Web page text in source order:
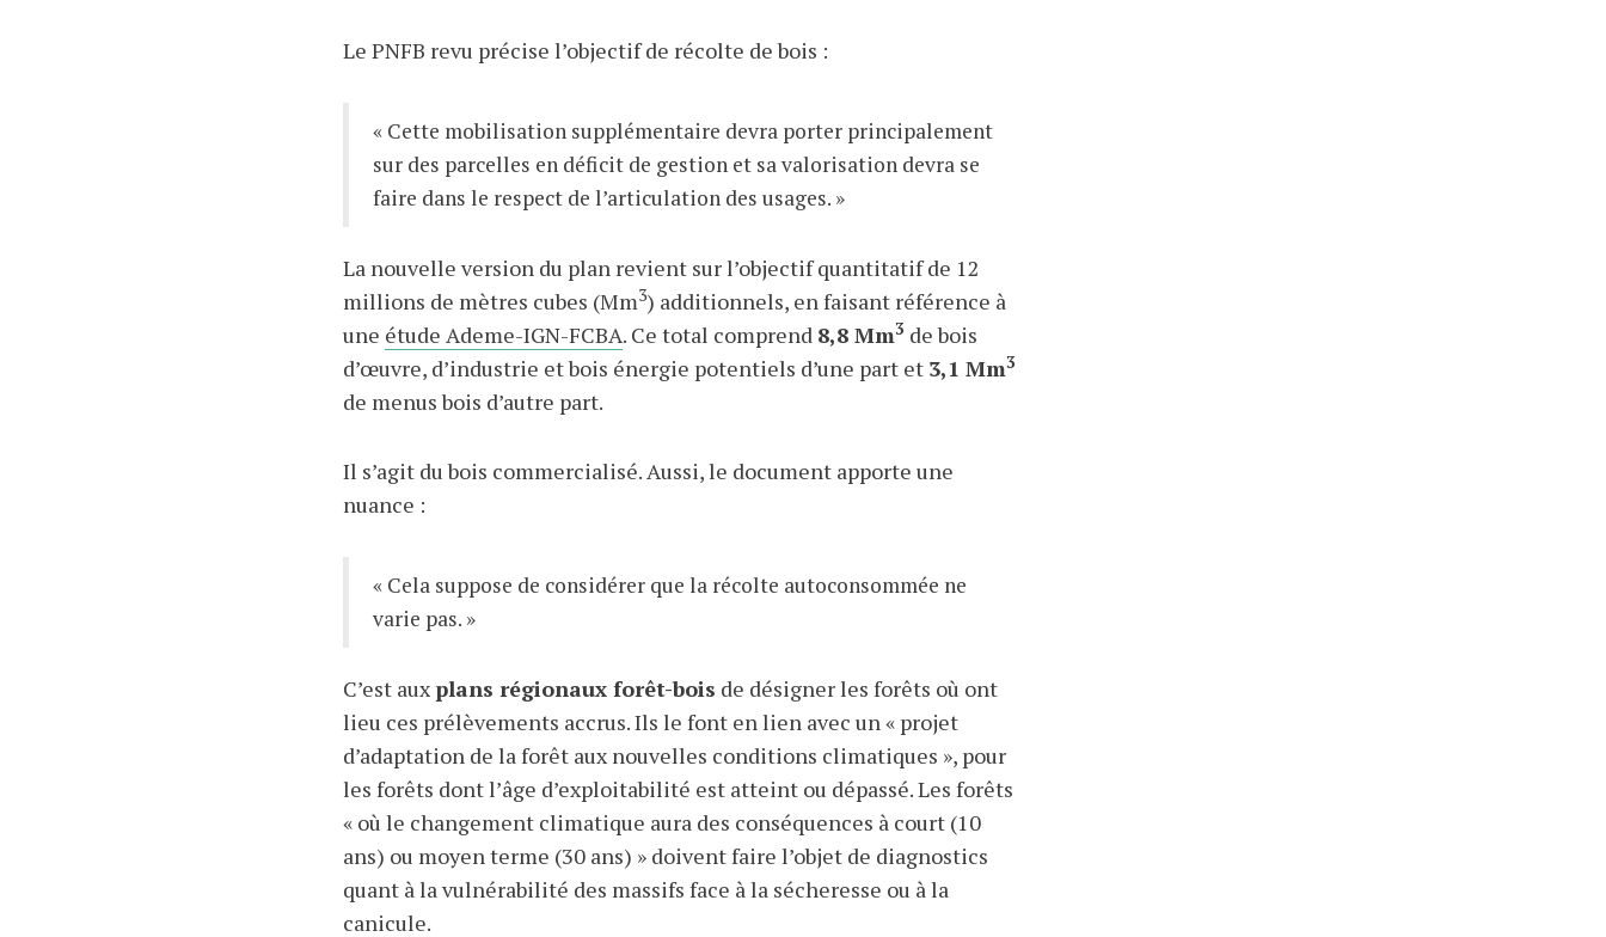
Le PNFB revu précise l’objectif de récolte de bois :
« Cette mobilisation supplémentaire devra porter principalement
sur des parcelles en déficit de gestion et sa valorisation devra se
faire dans le respect de l’articulation des usages. »
La nouvelle version du plan revient sur l’objectif quantitatif de 12
millions de mètres cubes (Mm3) additionnels, en faisant référence à
une étude Ademe-IGN-FCBA. Ce total comprend 8,8 Mm3 de bois
d’œuvre, d’industrie et bois énergie potentiels d’une part et 3,1 Mm3
de menus bois d’autre part.
Il s’agit du bois commercialisé. Aussi, le document apporte une
nuance :
« Cela suppose de considérer que la récolte autoconsommée ne
varie pas. »
C’est aux plans régionaux forêt-bois de désigner les forêts où ont
lieu ces prélèvements accrus. Ils le font en lien avec un « projet
d’adaptation de la forêt aux nouvelles conditions climatiques », pour
les forêts dont l’âge d’exploitabilité est atteint ou dépassé. Les forêts
« où le changement climatique aura des conséquences à court (10
ans) ou moyen terme (30 ans) » doivent faire l’objet de diagnostics
quant à la vulnérabilité des massifs face à la sécheresse ou à la
canicule.